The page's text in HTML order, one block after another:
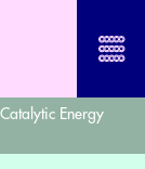
Energy